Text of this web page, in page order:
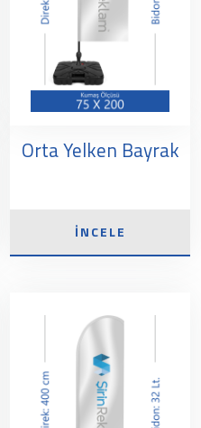
Orta Yelken Bayrak
İNCELE